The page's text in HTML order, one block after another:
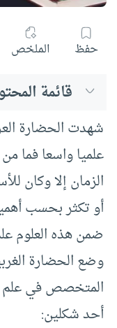
حفظ الملخص
قائمة
شهدت الحضارة
علميا واسعا فما
الزمان إلا وكان
أو تكثر بحسب
ضمن هذه العلوم
وضع الحضارة
المتخصص في علم
أحد شكلين: